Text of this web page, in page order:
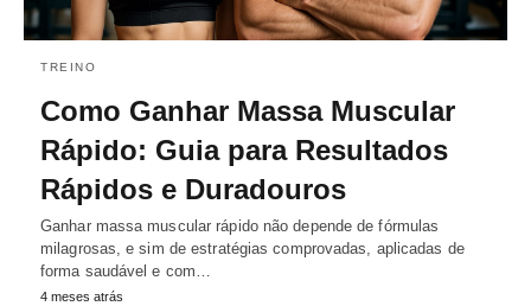
TREINO
Como Ganhar Massa Muscular
Rápido: Guia para Resultados
Rápidos e Duradouros
Ganhar massa muscular rápido não depende de fórmulas
milagrosas, e sim de estratégias comprovadas, aplicadas de
forma saudável e com…
4 meses atrás